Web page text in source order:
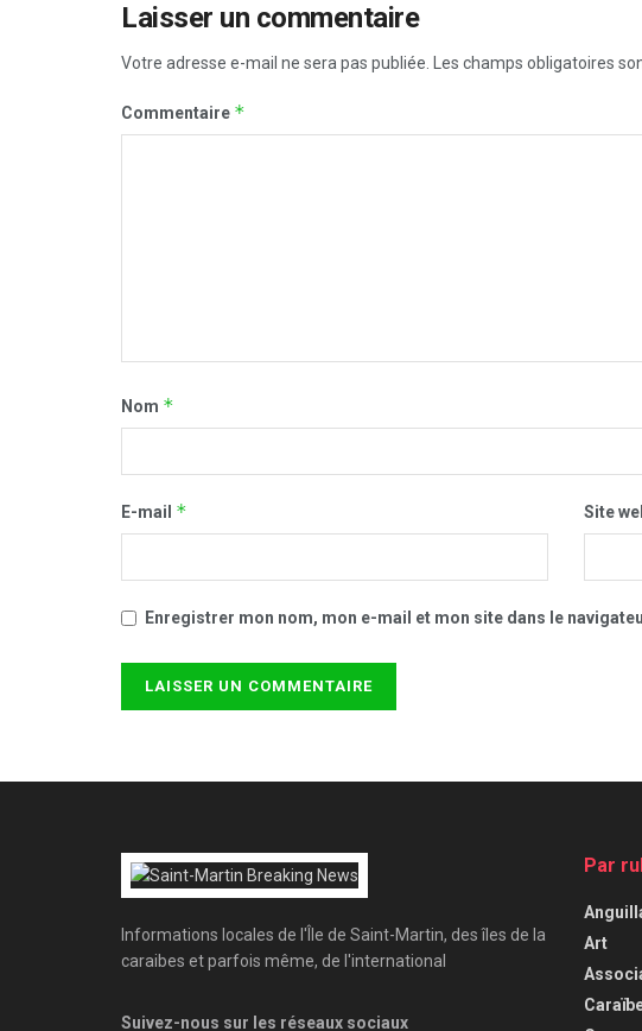
Laisser un commentaire
Votre adresse e-mail ne sera pas publiée. Les champs obligatoires
Commentaire *
Nom *
E-mail * Site
Enregistrer mon nom, mon e-mail et mon site dans le
Informations locales de l'Île de Saint-Martin, des îles de la
caraibes et parfois même, de l'international
Suivez-nous sur les réseaux sociaux
Par
Art